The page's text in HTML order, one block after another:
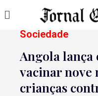
Sociedade
Angola lança
vacinar nove
crianças